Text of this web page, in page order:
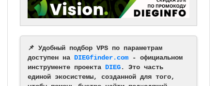
📌 Удобный подбор VPS по параметрам
доступен на DIEGfinder.com - официальном
инструменте проекта DIEG. Это часть
единой экосистемы, созданной для того,